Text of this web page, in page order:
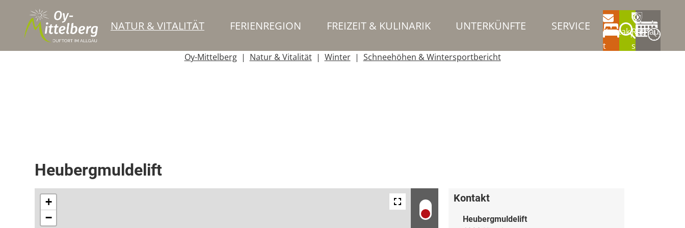
NATUR & VITALITÄT FERIENREGION FREIZEIT & KULINARIK UNTERKÜNFTE SERVICE
Kontak
t
Rathau
s
Oy-Mittelberg
Natur & Vitalität Winter Schneehöhen & Wintersportbericht
Heubergmuldelift
Kontakt
Heubergmuldelift